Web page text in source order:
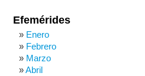
Efemérides
Enero
Febrero
Marzo
Abril